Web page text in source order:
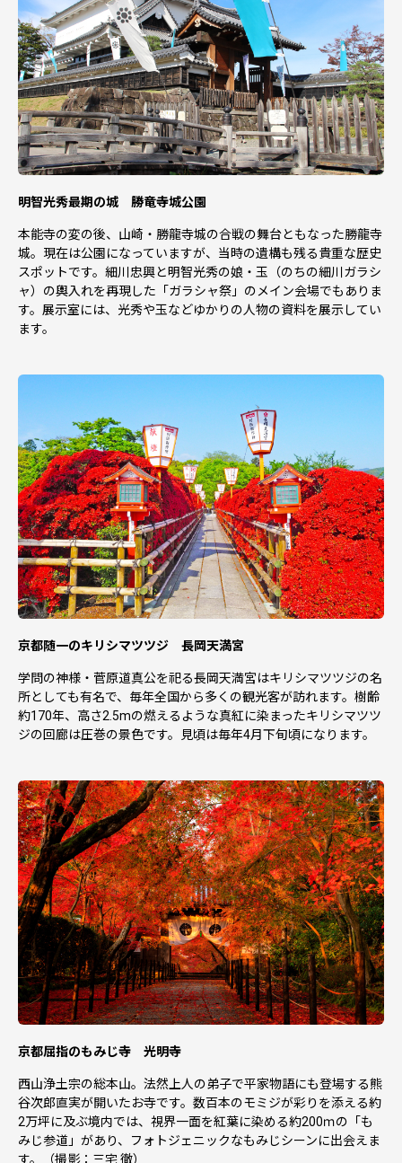
明智光秀最期の城 勝竜寺城公園
本能寺の変の後、山崎・勝龍寺城の合戦の舞台ともなった勝龍寺
城。現在は公園になっていますが、当時の遺構も残る貴重な歴史
スポットです。細川忠興と明智光秀の娘・玉（のちの細川ガラシ
ャ）の輿入れを再現した「ガラシャ祭」のメイン会場でもありま
す。展示室には、光秀や玉などゆかりの人物の資料を展示してい
ます。
京都随一のキリシマツツジ 長岡天満宮
学問の神様・菅原道真公を祀る長岡天満宮はキリシマツツジの名
所としても有名で、毎年全国から多くの観光客が訪れます。樹齢
約170年、高さ2.5mの燃えるような真紅に染まったキリシマツツ
ジの回廊は圧巻の景色です。見頃は毎年4月下旬頃になります。
京都屈指のもみじ寺 光明寺
西山浄土宗の総本山。法然上人の弟子で平家物語にも登場する熊
谷次郎直実が開いたお寺です。数百本のモミジが彩りを添える約
2万坪に及ぶ境内では、視界一面を紅葉に染める約200ｍの「も
みじ参道」があり、フォトジェニックなもみじシーンに出会えま
す。（撮影：三宅 徹）